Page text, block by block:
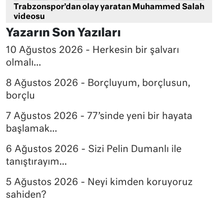
Trabzonspor’dan olay yaratan Muhammed Salah
videosu
Yazarın Son Yazıları
10 Ağustos 2026 - Herkesin bir şalvarı
olmalı…
8 Ağustos 2026 - Borçluyum, borçlusun,
borçlu
7 Ağustos 2026 - 77’sinde yeni bir hayata
başlamak…
6 Ağustos 2026 - Sizi Pelin Dumanlı ile
tanıştırayım…
5 Ağustos 2026 - Neyi kimden koruyoruz
sahiden?